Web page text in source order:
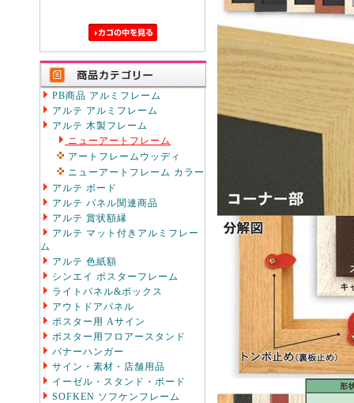
PB商品 アルミフレーム
アルテ アルミフレーム
アルテ 木製フレーム
ニューアートフレーム
アートフレームウッディ
ニューアートフレーム カラー
アルテ ボード
アルテ パネル関連商品
アルテ 賞状額縁
アルテ マット付きアルミフレー
ム
アルテ 色紙額
シンエイ ポスターフレーム
ライトパネル&ボックス
アウトドアパネル
ポスター用 Aサイン
ポスター用フロアースタンド
バナーハンガー
サイン・素材・店舗用品
イーゼル・スタンド・ボード
SOFKEN ソフケンフレーム